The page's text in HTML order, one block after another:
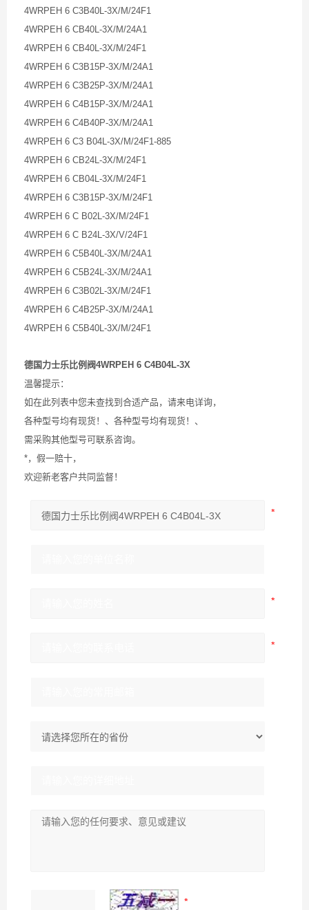
4WRPEH 6 C3B40L-3X/M/24F1
4WRPEH 6 CB40L-3X/M/24A1
4WRPEH 6 CB40L-3X/M/24F1
4WRPEH 6 C3B15P-3X/M/24A1
4WRPEH 6 C3B25P-3X/M/24A1
4WRPEH 6 C4B15P-3X/M/24A1
4WRPEH 6 C4B40P-3X/M/24A1
4WRPEH 6 C3 B04L-3X/M/24F1-885
4WRPEH 6 CB24L-3X/M/24F1
4WRPEH 6 CB04L-3X/M/24F1
4WRPEH 6 C3B15P-3X/M/24F1
4WRPEH 6 C B02L-3X/M/24F1
4WRPEH 6 C B24L-3X/V/24F1
4WRPEH 6 C5B40L-3X/M/24A1
4WRPEH 6 C5B24L-3X/M/24A1
4WRPEH 6 C3B02L-3X/M/24F1
4WRPEH 6 C4B25P-3X/M/24A1
4WRPEH 6 C5B40L-3X/M/24F1
德国力士乐比例阀4WRPEH 6 C4B04L-3X
温馨提示：
如在此列表中您未查找到合适产品，请来电详询，
各种型号均有现货！、各种型号均有现货！、
需采购其他型号可联系咨询。
*，假一赔十，
欢迎新老客户共同监督！